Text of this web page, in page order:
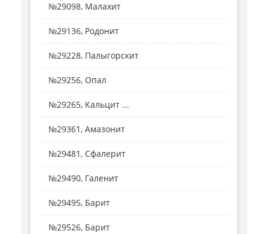
№29098, Малахит
№29136, Родонит
№29228, Палыгорскит
№29256, Опал
№29265, Кальцит ...
№29361, Амазонит
№29481, Сфалерит
№29490, Галенит
№29495, Барит
№29526, Барит